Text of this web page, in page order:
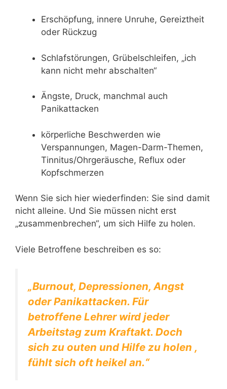
Erschöpfung, innere Unruhe, Gereiztheit
oder Rückzug
Schlafstörungen, Grübelschleifen, „ich
kann nicht mehr abschalten“
Ängste, Druck, manchmal auch
Panikattacken
körperliche Beschwerden wie
Verspannungen, Magen-Darm-Themen,
Tinnitus/Ohrgeräusche, Reflux oder
Kopfschmerzen
Wenn Sie sich hier wiederfinden: Sie sind damit
nicht alleine. Und Sie müssen nicht erst
„zusammenbrechen“, um sich Hilfe zu holen.
Viele Betroffene beschreiben es so:
„Burnout, Depressionen, Angst
oder Panikattacken. Für
betroffene Lehrer wird jeder
Arbeitstag zum Kraftakt. Doch
sich zu outen und Hilfe zu holen ,
fühlt sich oft heikel an.“